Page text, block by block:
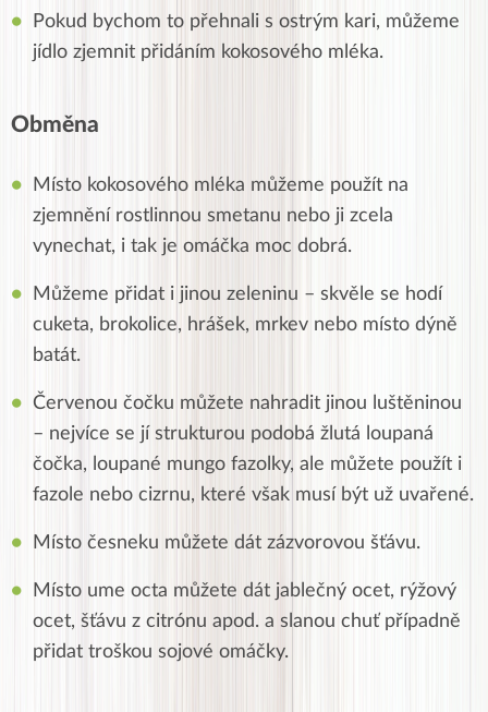
Pokud bychom to přehnali s ostrým kari, můžeme
jídlo zjemnit přidáním kokosového mléka.
Obměna
Místo kokosového mléka můžeme použít na
zjemnění rostlinnou smetanu nebo ji zcela
vynechat, i tak je omáčka moc dobrá.
Můžeme přidat i jinou zeleninu – skvěle se hodí
cuketa, brokolice, hrášek, mrkev nebo místo dýně
batát.
Červenou čočku můžete nahradit jinou luštěninou
– nejvíce se jí strukturou podobá žlutá loupaná
čočka, loupané mungo fazolky, ale můžete použít i
fazole nebo cizrnu, které však musí být už uvařené.
Místo česneku můžete dát zázvorovou šťávu.
Místo ume octa můžete dát jablečný ocet, rýžový
ocet, šťávu z citrónu apod. a slanou chuť případně
přidat troškou sojové omáčky.